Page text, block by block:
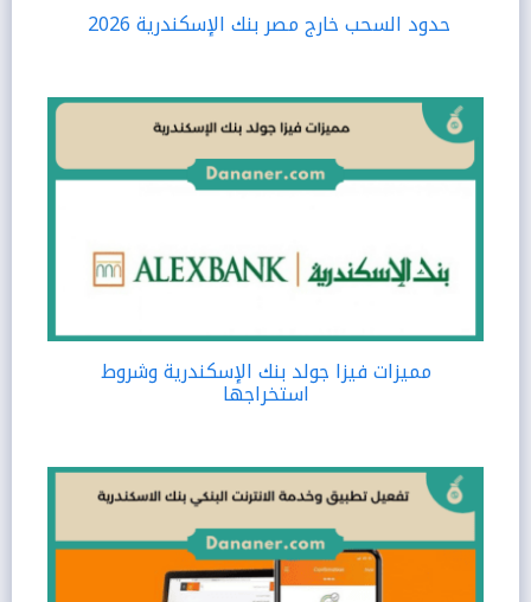
حدود السحب خارج مصر بنك الإسكندرية 2026
مميزات فيزا جولد بنك الإسكندرية وشروط
استخراجها